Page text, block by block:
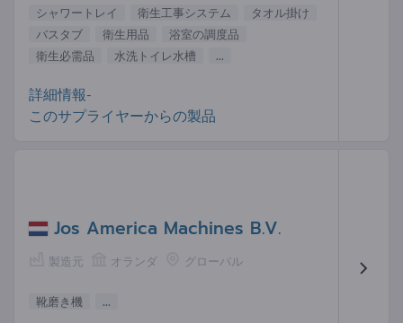
シャワートレイ
衛生工事システム
タオル掛け
バスタブ
衛生用品
浴室の調度品
衛生必需品
水洗トイレ水槽 ...
詳細情報-
このサプライヤーからの製品
Jos America Machines B.V.
製造元 オランダ グローバル
靴磨き機 ...